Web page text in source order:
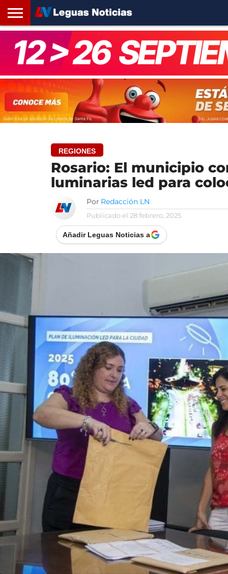
SANTA
FE
ROSARIO24
REGIONES
ARGENTINA
OPINIÓN
CONTACTO
REGIONES
Rosario: El municipio
luminarias led para
Por Redacción LN
Publicado el 28 febrero, 2025
Añadir Leguas Noticias a